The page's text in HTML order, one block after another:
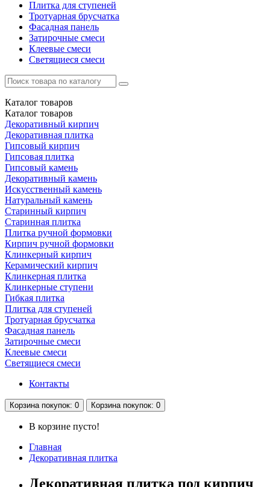
Плитка для ступеней
Тротуарная брусчатка
Фасадная панель
Затирочные смеси
Клеевые смеси
Светящиеся смеси
Каталог товаров
Каталог товаров
Декоративный кирпич
Декоративная плитка
Гипсовый кирпич
Гипсовая плитка
Гипсовый камень
Декоративный камень
Искусственный камень
Натуральный камень
Старинный кирпич
Старинная плитка
Плитка ручной формовки
Кирпич ручной формовки
Клинкерный кирпич
Керамический кирпич
Клинкерная плитка
Клинкерные ступени
Гибкая плитка
Плитка для ступеней
Тротуарная брусчатка
Фасадная панель
Затирочные смеси
Клеевые смеси
Светящиеся смеси
Контакты
Корзина покупок: 0 Корзина покупок: 0
В корзине пусто!
Главная
Декоративная плитка
Декоративная плитка под кирпич